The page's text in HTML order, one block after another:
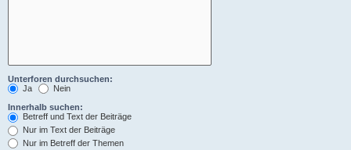
Unterforen durchsuchen:
Ja
Nein
Innerhalb suchen:
Betreff und Text der Beiträge
Nur im Text der Beiträge
Nur im Betreff der Themen